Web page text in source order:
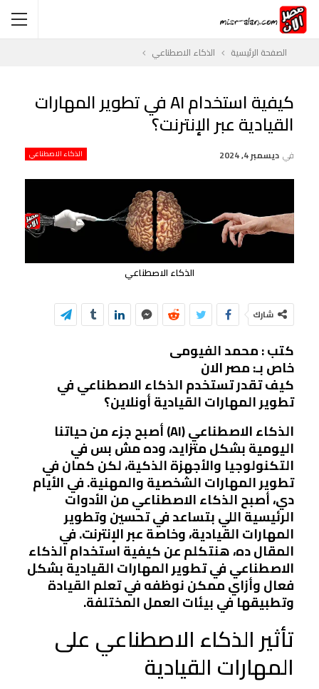
الصفحة الرئيسية الذكاء الاصطناعي
كيفية استخدام AI في تطوير المهارات
القيادية عبر الإنترنت؟
الذكاء الاصطناعي في ديسمبر 4, 2024
الذكاء الاصطناعي
شارك
كتب : محمد الفيومى
خاص بـ: مصر الان
كيف تقدر تستخدم الذكاء الاصطناعي في
تطوير المهارات القيادية أونلاين؟
الذكاء الاصطناعي (AI) أصبح جزء من حياتنا
اليومية بشكل متزايد، وده مش بس في
التكنولوجيا والأجهزة الذكية، لكن كمان في
تطوير المهارات الشخصية والمهنية. في الأيام
دي، أصبح الذكاء الاصطناعي من الأدوات
الرئيسية اللي بتساعد في تحسين وتطوير
المهارات القيادية، وخاصة عبر الإنترنت. في
المقال ده، هنتكلم عن كيفية استخدام الذكاء
الاصطناعي في تطوير المهارات القيادية بشكل
فعال وأزاي ممكن نوظفه في تعلم القيادة
وتطبيقها في بيئات العمل المختلفة.
تأثير الذكاء الاصطناعي على
المهارات القيادية